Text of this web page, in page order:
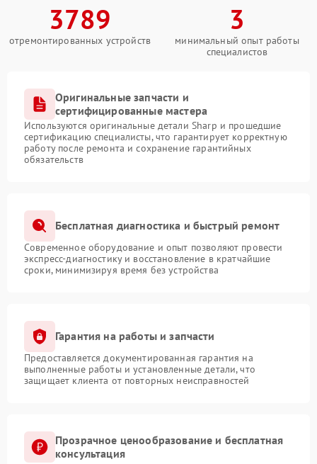
3789
отремонтированных устройств
3
минимальный опыт работы
специалистов
Оригинальные запчасти и
сертифицированные мастера
Используются оригинальные детали Sharp и прошедшие
сертификацию специалисты, что гарантирует корректную
работу после ремонта и сохранение гарантийных
обязательств
Бесплатная диагностика и быстрый ремонт
Современное оборудование и опыт позволяют провести
экспресс-диагностику и восстановление в кратчайшие
сроки, минимизируя время без устройства
Гарантия на работы и запчасти
Предоставляется документированная гарантия на
выполненные работы и установленные детали, что
защищает клиента от повторных неисправностей
Прозрачное ценообразование и бесплатная
консультация